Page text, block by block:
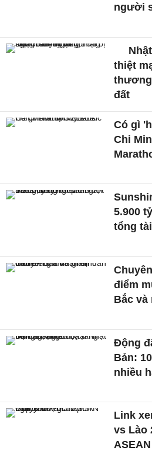
người
thiệt
thương
đất
Có gì
Chi
5.900
tổng
điểm
Bắc và
Động
Bản:
nhiều
Link
vs Lào